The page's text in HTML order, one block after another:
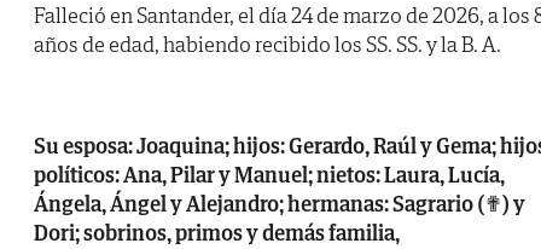
Falleció en Santander, el día 24 de marzo de 2026, a los
años de edad, habiendo recibido los SS. SS. y la B. A.
Su esposa: Joaquina; hijos: Gerardo, Raúl y Gema;
políticos: Ana, Pilar y Manuel; nietos: Laura, Lucía,
Ángela, Ángel y Alejandro; hermanas: Sagrario (✟) y
Dori; sobrinos, primos y demás familia,